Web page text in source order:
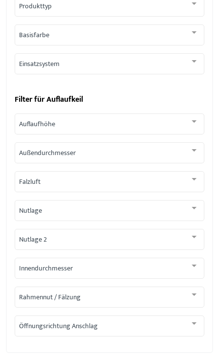
Produkttyp
Basisfarbe
Einsatzsystem
Filter fürAuflaufkeil
Auflaufhöhe
Außendurchmesser
Falzluft
Nutlage
Nutlage 2
Innendurchmesser
Rahmennut / Fälzung
Öffnungsrichtung Anschlag